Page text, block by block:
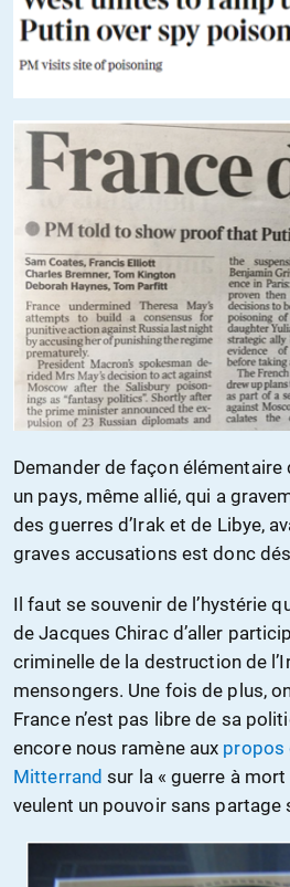
Demander de façon
un pays, même allié, qui a
des guerres d’Irak et de Libye,
graves accusations est donc
Il faut se souvenir de l’hystérie
de Jacques Chirac d’aller
criminelle de la destruction de
mensongers. Une fois de plus,
France n’est pas libre de sa
encore nous ramène aux propos
Mitterrand sur la « guerre à
veulent un pouvoir sans partage